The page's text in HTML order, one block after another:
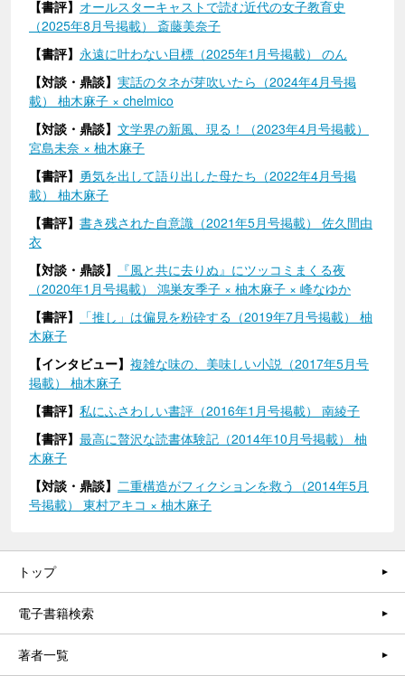
【書評】 オールスターキャストで読む近代の女子教育史
（2025年8月号掲載） 斎藤美奈子
【書評】 永遠に叶わない目標（2025年1月号掲載） のん
【対談・鼎談】 実話のタネが芽吹いたら（2024年4月号掲
載） 柚木麻子 × chelmico
【対談・鼎談】 文学界の新風、現る！（2023年4月号掲載）
宮島未奈 × 柚木麻子
【書評】 勇気を出して語り出した母たち（2022年4月号掲
載） 柚木麻子
【書評】 書き残された自意識（2021年5月号掲載） 佐久間由
衣
【対談・鼎談】
『風と共に去りぬ』にツッコミまくる夜
（2020年1月号掲載） 鴻巣友季子 × 柚木麻子 × 峰なゆか
【書評】
「推し」は偏見を粉砕する（2019年7月号掲載） 柚
木麻子
【インタビュー】 複雑な味の、美味しい小説（2017年5月号
掲載） 柚木麻子
【書評】 私にふさわしい書評（2016年1月号掲載） 南綾子
【書評】 最高に贅沢な読書体験記（2014年10月号掲載） 柚
木麻子
【対談・鼎談】 二重構造がフィクションを救う（2014年5月
号掲載） 東村アキコ × 柚木麻子
トップ
電子書籍検索
著者一覧